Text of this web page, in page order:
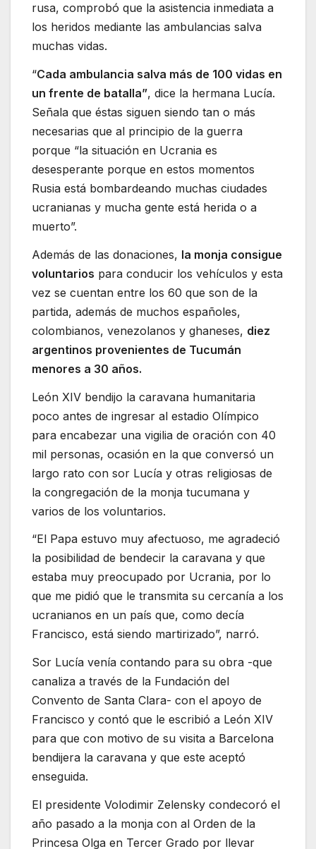
rusa, comprobó que la asistencia inmediata a
los heridos mediante las ambulancias salva
muchas vidas.
“Cada ambulancia salva más de 100 vidas en
un frente de batalla”, dice la hermana Lucía.
Señala que éstas siguen siendo tan o más
necesarias que al principio de la guerra
porque “la situación en Ucrania es
desesperante porque en estos momentos
Rusia está bombardeando muchas ciudades
ucranianas y mucha gente está herida o a
muerto”.
Además de las donaciones, la monja consigue
voluntarios para conducir los vehículos y esta
vez se cuentan entre los 60 que son de la
partida, además de muchos españoles,
colombianos, venezolanos y ghaneses, diez
argentinos provenientes de Tucumán
menores a 30 años.
León XIV bendijo la caravana humanitaria
poco antes de ingresar al estadio Olímpico
para encabezar una vigilia de oración con 40
mil personas, ocasión en la que conversó un
largo rato con sor Lucía y otras religiosas de
la congregación de la monja tucumana y
varios de los voluntarios.
“El Papa estuvo muy afectuoso, me agradeció
la posibilidad de bendecir la caravana y que
estaba muy preocupado por Ucrania, por lo
que me pidió que le transmita su cercanía a los
ucranianos en un país que, como decía
Francisco, está siendo martirizado”, narró.
Sor Lucía venía contando para su obra -que
canaliza a través de la Fundación del
Convento de Santa Clara- con el apoyo de
Francisco y contó que le escribió a León XIV
para que con motivo de su visita a Barcelona
bendijera la caravana y que este aceptó
enseguida.
El presidente Volodimir Zelensky condecoró el
año pasado a la monja con al Orden de la
Princesa Olga en Tercer Grado por llevar